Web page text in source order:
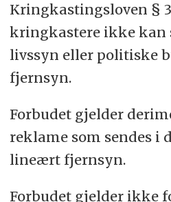
Kringkastingsloven §
kringkastere ikke kan
livssyn eller politiske
fjernsyn.
Forbudet gjelder
reklame som sendes i
lineært fjernsyn.
Forbudet gjelder ikke